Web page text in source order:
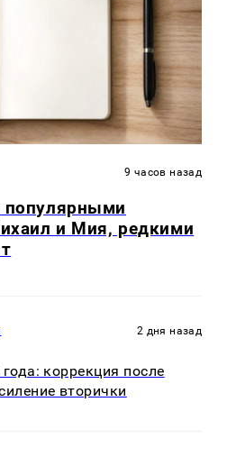
9 часов назад
и Мия, редкими
2 дня назад
коррекция после
вторички